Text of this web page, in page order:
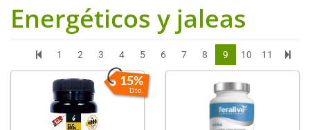
Energéticos y jaleas
1 2 3 4 5 6 7 8 9 10 11
15%
Dto.